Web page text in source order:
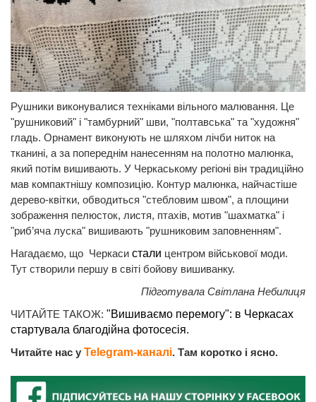
Рушники виконувалися техніками вільного малювання. Це
"рушниковий" і "тамбурний" шви, "полтавська" та "художня"
гладь. Орнамент виконують не шляхом лічби ниток на
тканині, а за попереднім нанесенням на полотно малюнка,
який потім вишивають. У Черкаському регіоні він традиційно
мав компактнішу композицію. Контур малюнка, найчастіше
дерево-квітки, обводиться "стебловим швом", а площини
зображення пелюсток, листя, птахів, мотив "шахматка" і
"риб’яча луска" вишивають "рушниковим заповненням".
Нагадаємо, що Черкаси стали центром військової моди.
Тут створили першу в світі бойову вишиванку.
Підготувала Світлана Небилиця
ЧИТАЙТЕ ТАКОЖ: "Вишиваємо перемогу": в Черкасах
стартувала благодійна фотосесія.
Читайте нас у Telegram-каналі. Там коротко і ясно.